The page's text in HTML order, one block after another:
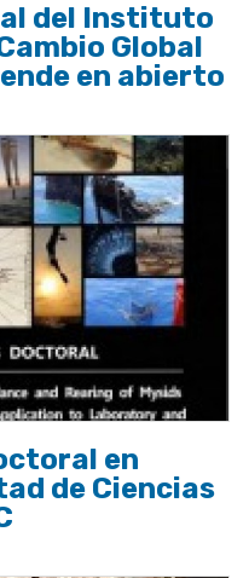
del Instituto
Global
en abierto
en
de Ciencias